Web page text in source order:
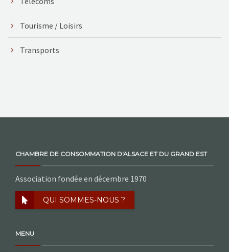
Tourisme / Loisirs
Transports
CHAMBRE DE CONSOMMATION D'ALSACE ET DU GRAND EST
Association fondée en décembre 1970
QUI SOMMES-NOUS ?
MENU